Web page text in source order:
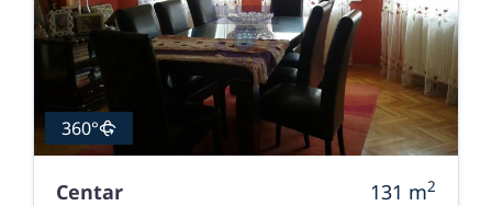
360°
Centar 131 m2